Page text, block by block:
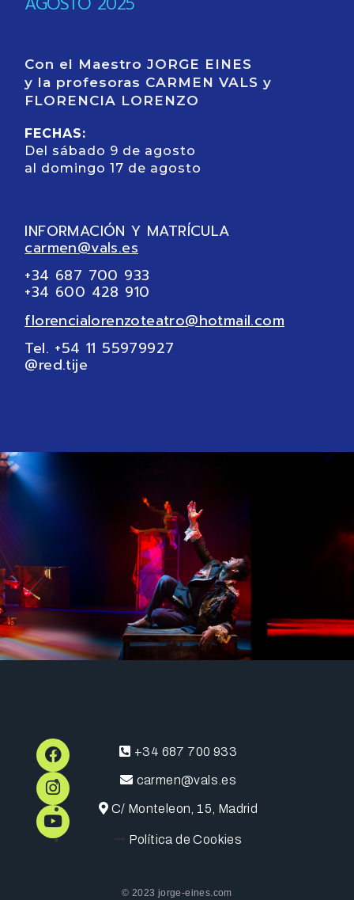
Con el Maestro JORGE EINES
y la profesoras CARMEN VALS y
FLORENCIA LORENZO
FECHAS:
Del sábado 9 de agosto
al domingo 17 de agosto
INFORMACIÓN Y MATRÍCULA
carmen@vals.es
+34 687 700 933
+34 600 428 910
florencialorenzoteatro@hotmail.com
Tel. +54 11 55979927
@red.tije
+34 687 700 933
carmen@vals.es
C/ Monteleon, 15, Madrid
Política de Cookies
© 2023 jorge-eines.com